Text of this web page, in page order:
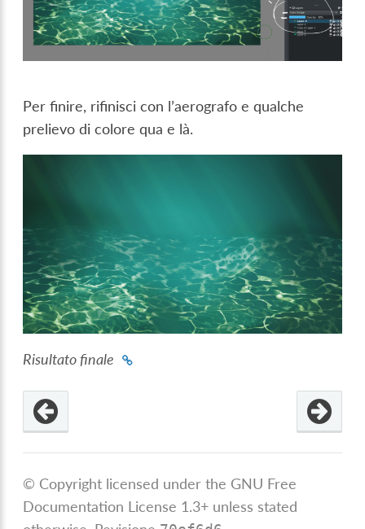
Per finire, rifinisci con l’aerografo e qualche
prelievo di colore qua e là.
Risultato finale
© Copyright licensed under the GNU Free
Documentation License 1.3+ unless stated